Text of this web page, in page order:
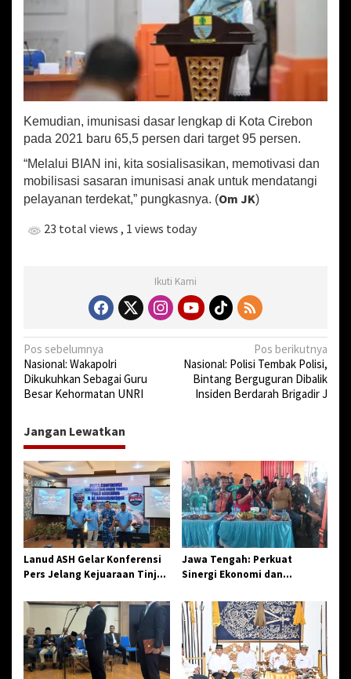
Kemudian, imunisasi dasar lengkap di Kota Cirebon
pada 2021 baru 65,5 persen dari target 95 persen.
“Melalui BIAN ini, kita sosialisasikan, memotivasi dan
mobilisasi sasaran imunisasi anak untuk mendatangi
pelayanan terdekat,” pungkasnya. (Om JK)
23 total views , 1 views today
Ikuti Kami
N
a
v
g
a
s
i
p
o
s
Pos sebelumnya
Nasional: Wakapolri
Dikukuhkan Sebagai Guru
Besar Kehormatan UNRI
Pos berikutnya
Nasional: Polisi Tembak Polisi,
Bintang Berguguran Dibalik
Insiden Berdarah Brigadir J
Jangan Lewatkan
Lanud ASH Gelar Konferensi
Pers Jelang Kejuaraan Tinju
2026
Jawa Tengah: Perkuat
Sinergi Ekonomi dan
Jangkar Gelar Halal Bi Halal
di Losari